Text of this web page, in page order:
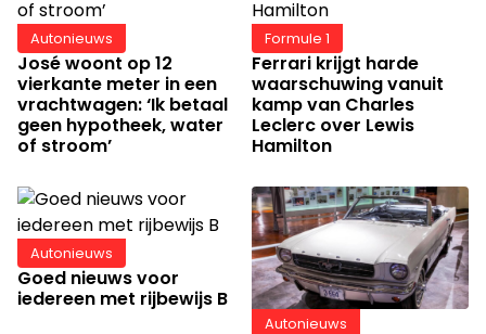
Autonieuws
José woont op 12
vierkante meter in een
vrachtwagen: ‘Ik betaal
geen hypotheek, water
of stroom’
Formule 1
Ferrari krijgt harde
waarschuwing vanuit
kamp van Charles
Leclerc over Lewis
Hamilton
Autonieuws
Goed nieuws voor
iedereen met rijbewijs B
Autonieuws